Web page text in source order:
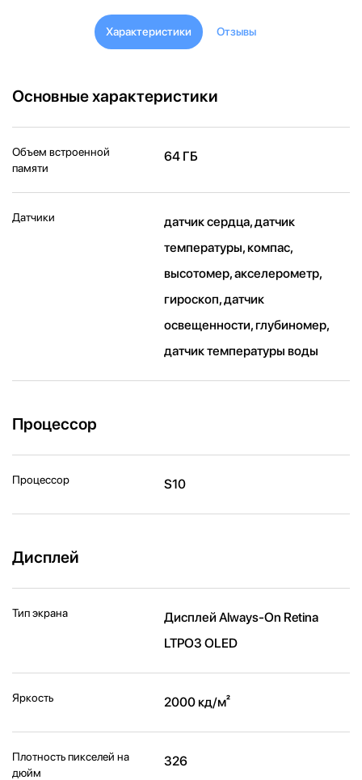
Характеристики Отзывы
Основные характеристики
Объем встроенной
памяти
64 ГБ
Датчики
датчик сердца, датчик
температуры, компас,
высотомер, акселерометр,
гироскоп, датчик
освещенности, глубиномер,
датчик температуры воды
Процессор
Процессор S10
Дисплей
Тип экрана
Дисплей Always‑On Retina
LTPO3 OLED
Яркость 2000 кд/м²
Плотность пикселей на
дюйм
326